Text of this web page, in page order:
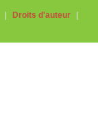
Droits d'auteur